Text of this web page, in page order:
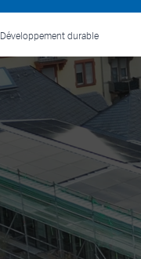
Développement durable